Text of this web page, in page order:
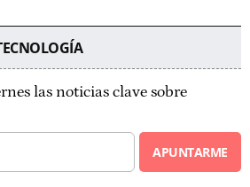
las noticias clave sobre
APUNTARME